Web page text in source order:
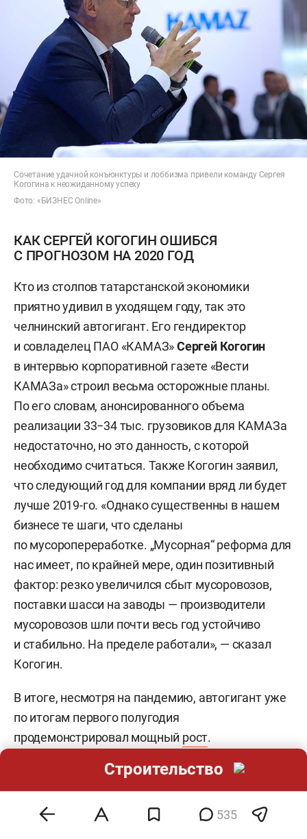
Сочетание удачной конъюнктуры и лоббизма привели команду Сергея
Когогина к неожиданному успеху
Фото: «БИЗНЕС Online»
КАК СЕРГЕЙ КОГОГИН ОШИБСЯ
С ПРОГНОЗОМ НА 2020 ГОД
Кто из столпов татарстанской экономики
приятно удивил в уходящем году, так это
челнинский автогигант. Его гендиректор
и совладелец ПАО «КАМАЗ»Сергей Когогин
в интервью корпоративной газете «Вести
КАМАЗа» строил весьма осторожные планы.
По его словам, анонсированного объема
реализации 33−34 тыс. грузовиков для КАМАЗа
недостаточно, но это данность, с которой
необходимо считаться. Также Когогин заявил,
что следующий год для компании вряд ли будет
лучше 2019-го. «Однако существенны в нашем
бизнесе те шаги, что сделаны
по мусоропереработке. „Мусорная“ реформа для
нас имеет, по крайней мере, один позитивный
фактор: резко увеличился сбыт мусоровозов,
поставки шасси на заводы — производители
мусоровозов шли почти весь год устойчиво
и стабильно. На пределе работали», — сказал
Когогин.
В итоге, несмотря на пандемию, автогигант уже
по итогам первого полугодия
продемонстрировал мощный рост.
отчетности по МСФО, выросла на 9%
до 84,8 млрд рублей, а причитающаяся
акционерам прибыль за 6 месяцев составила
535
Строительство